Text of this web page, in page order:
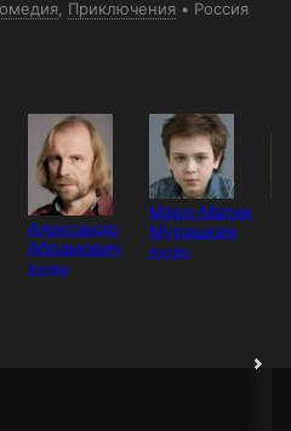
Приключения
Россия
Александр
Абрамович
Актёр
Марк-Малик
Мурашкин
Актёр